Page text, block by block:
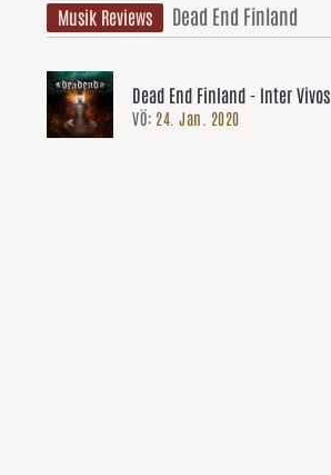
Musik Reviews Dead End Finland
Dead End Finland - Inter Vivos
VÖ: 24. Jan. 2020